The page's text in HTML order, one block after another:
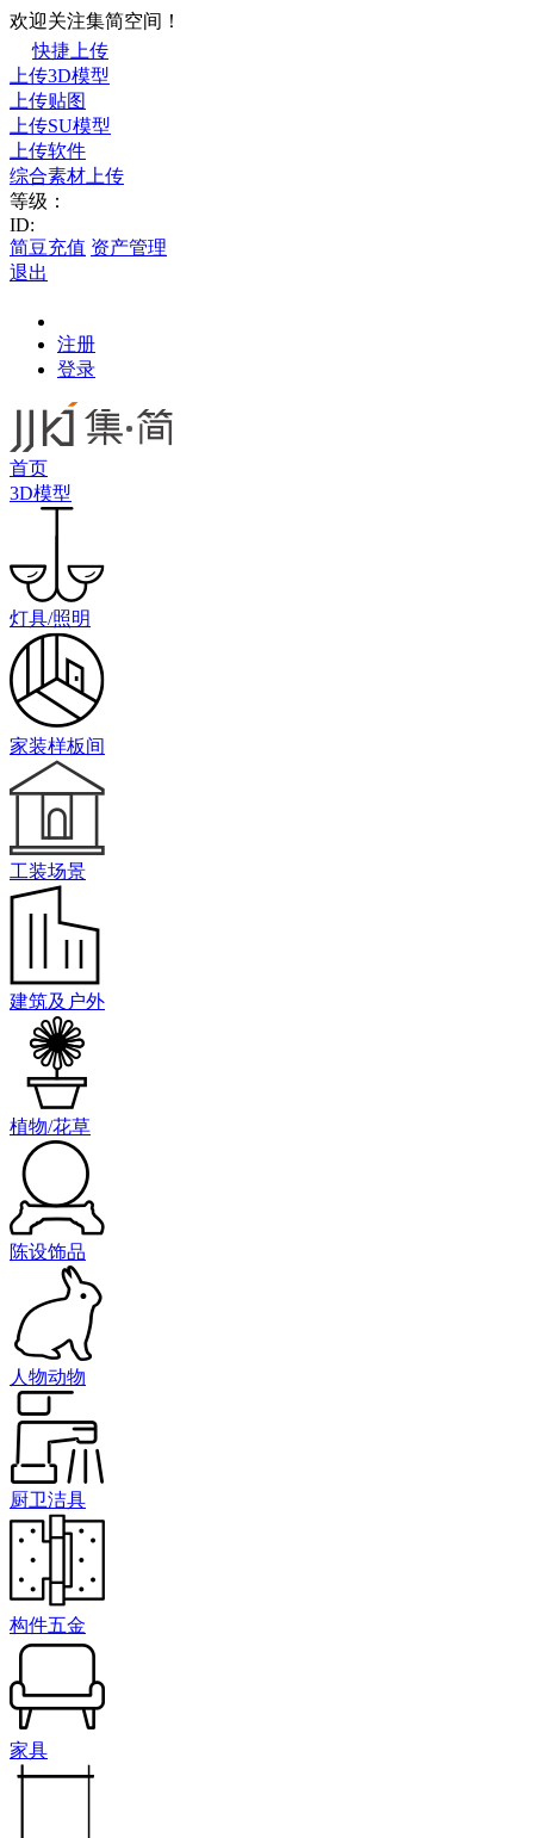
欢迎关注集简空间！
快捷上传
上传3D模型
上传贴图
上传SU模型
上传软件
综合素材上传
等级：
ID:
简豆充值 资产管理
退出
注册
登录
首页
3D模型
灯具/照明
家装样板间
工装场景
建筑及户外
植物/花草
陈设饰品
人物动物
厨卫洁具
构件五金
家具